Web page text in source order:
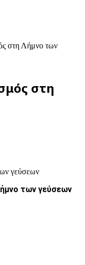
στη Λήμνο των
στη
των γεύσεων